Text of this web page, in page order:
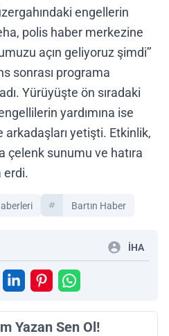
engellerin
polis haber merkezine
açın geliyoruz şimdi’’
sonrası programa
Yürüyüşte ön sıradaki
yardımına ise
arkadaşları yetişti. Etkinlik,
çelenk sunumu ve hatıra
erdi.
Bartın Haber
İHA
Yazan Sen Ol!